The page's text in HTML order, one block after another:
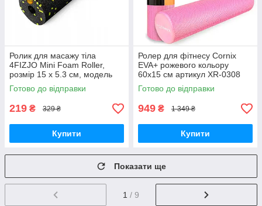
Ролик для масажу тіла
4FIZJO Mini Foam Roller,
розмір 15 x 5.3 см, модель
4FJ0081 GoodPlace -worry-
free-shopping-
Готово до відправки
219 ₴ 329 ₴
Купити
Ролер для фітнесу Cornix
EVA+ рожевого кольору
60x15 см артикул XR-0308
GoodPlace -worry-free-
shopping-
Готово до відправки
949 ₴ 1 349 ₴
Купити
Показати ще
1 / 9